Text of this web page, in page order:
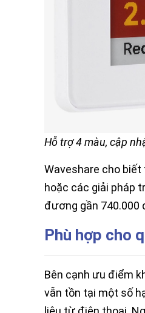
Hỗ trợ 4 màu, cập
Waveshare cho
hoặc các giải pháp
đương gần 740.000
Phù hợp cho
Bên cạnh ưu điểm
vẫn tồn tại một số